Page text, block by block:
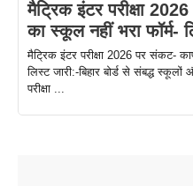
मैट्रिक इंटर परीक्षा
का स्कूल नहीं भरा फॉर्म-
मैट्रिक इंटर परीक्षा 2026 पर संकट-
लिस्ट जारी:-बिहार बोर्ड से संबद्ध
परीक्षा ...